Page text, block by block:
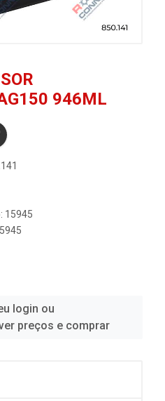
946ML
15945
login ou
preços e comprar